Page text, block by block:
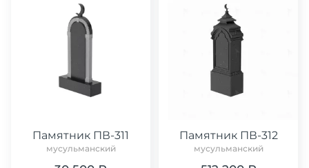
Памятник ПВ-311
мусульманский
Памятник ПВ-312
мусульманский